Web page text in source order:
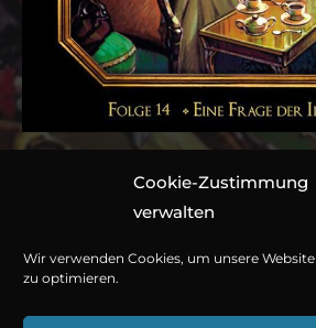
Cookie-Zustimmung
verwalten
Wir verwenden Cookies, um unsere
zu optimieren.
Folge 014: Eine
der Identität
Hörspiel von Marc Gruppe nach Sir